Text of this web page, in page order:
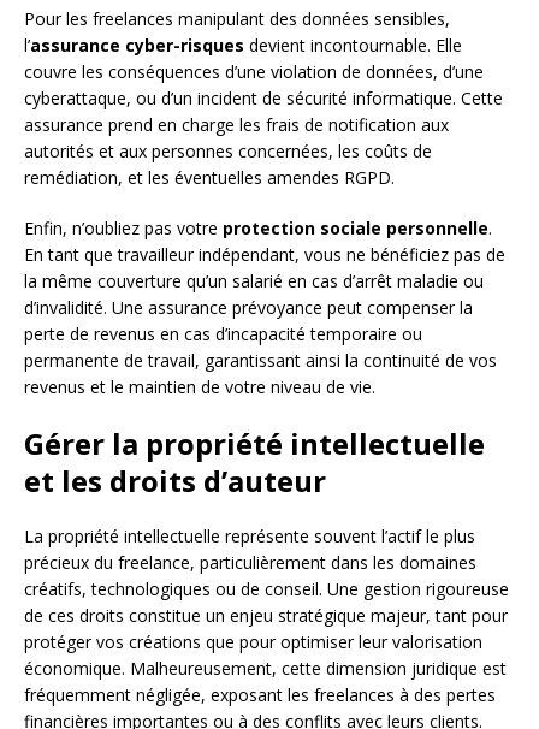
Pour les freelances manipulant des données sensibles,
l’assurance cyber-risques devient incontournable. Elle
couvre les conséquences d’une violation de données, d’une
cyberattaque, ou d’un incident de sécurité informatique. Cette
assurance prend en charge les frais de notification aux
autorités et aux personnes concernées, les coûts de
remédiation, et les éventuelles amendes RGPD.
Enfin, n’oubliez pas votre protection sociale personnelle.
En tant que travailleur indépendant, vous ne bénéficiez pas de
la même couverture qu’un salarié en cas d’arrêt maladie ou
d’invalidité. Une assurance prévoyance peut compenser la
perte de revenus en cas d’incapacité temporaire ou
permanente de travail, garantissant ainsi la continuité de vos
revenus et le maintien de votre niveau de vie.
Gérer la propriété intellectuelle
et les droits d’auteur
La propriété intellectuelle représente souvent l’actif le plus
précieux du freelance, particulièrement dans les domaines
créatifs, technologiques ou de conseil. Une gestion rigoureuse
de ces droits constitue un enjeu stratégique majeur, tant pour
protéger vos créations que pour optimiser leur valorisation
économique. Malheureusement, cette dimension juridique est
fréquemment négligée, exposant les freelances à des pertes
financières importantes ou à des conflits avec leurs clients.